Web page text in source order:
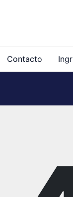
Contacto